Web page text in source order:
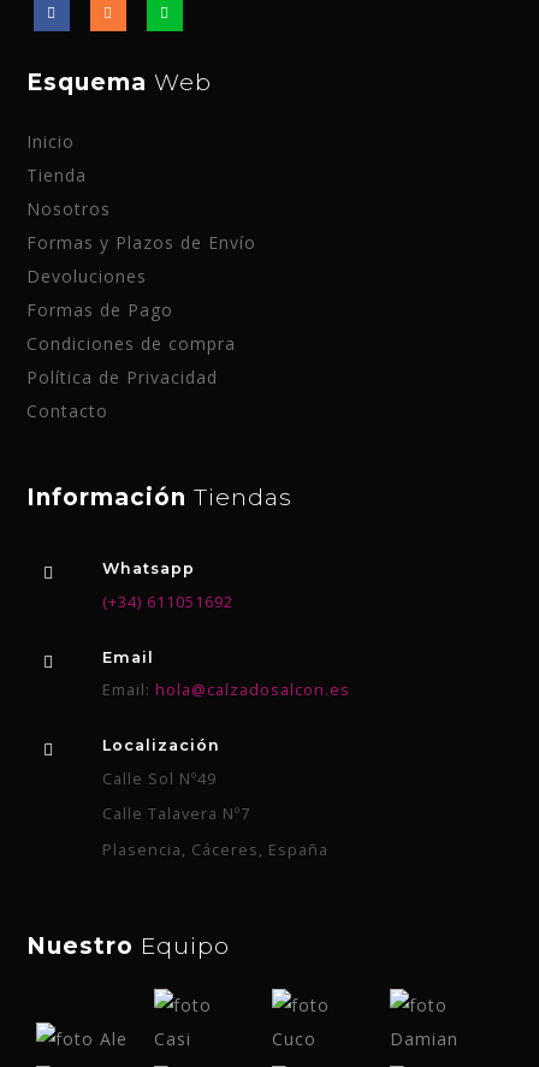
Esquema Web
Inicio
Tienda
Nosotros
Formas y Plazos de Envío
Devoluciones
Formas de Pago
Condiciones de compra
Política de Privacidad
Contacto
InformaciónTiendas
Whatsapp
(+34) 611051692
Email
Email: hola@calzadosalcon.es
Localización
Calle Sol Nº49
Calle Talavera Nº7
Plasencia, Cáceres, España
Nuestro Equipo